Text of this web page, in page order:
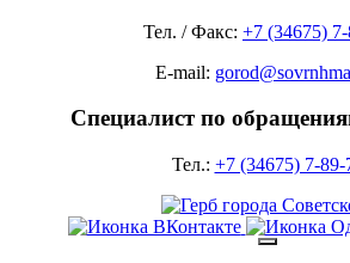
Тел. / Факс: +7 (34675)
E-mail:
Специалист по
Тел.: +7 (34675) 7-89-